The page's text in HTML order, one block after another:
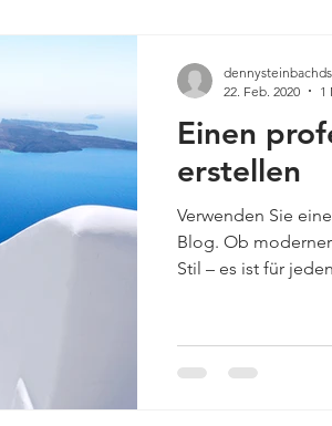
Einen
erstellen
Verwenden Sie
Blog. Ob
Stil – es ist für
dennysteinbachds
22. Feb. 2020
1